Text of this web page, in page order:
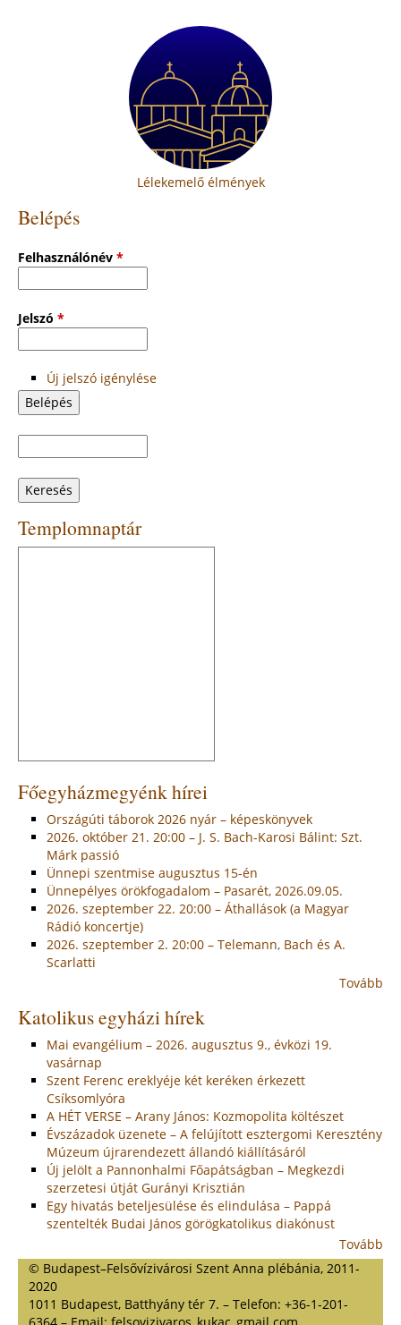
Lélekemelő élmények
Belépés
Felhasználónév *
Jelszó *
Új jelszó igénylése
Keresés
űrlap
Templomnaptár
Főegyházmegyénk hírei
Országúti táborok 2026 nyár – képeskönyvek
2026. október 21. 20:00 – J. S. Bach-Karosi Bálint: Szt.
Márk passió
Ünnepi szentmise augusztus 15-én
Ünnepélyes örökfogadalom – Pasarét, 2026.09.05.
2026. szeptember 22. 20:00 – Áthallások (a Magyar
Rádió koncertje)
2026. szeptember 2. 20:00 – Telemann, Bach és A.
Scarlatti
Tovább
Katolikus egyházi hírek
Mai evangélium – 2026. augusztus 9., évközi 19.
vasárnap
Szent Ferenc ereklyéje két keréken érkezett
Csíksomlyóra
A HÉT VERSE – Arany János: Kozmopolita költészet
Évszázadok üzenete – A felújított esztergomi Keresztény
Múzeum újrarendezett állandó kiállításáról
Új jelölt a Pannonhalmi Főapátságban – Megkezdi
szerzetesi útját Gurányi Krisztián
Egy hivatás beteljesülése és elindulása – Pappá
szentelték Budai János görögkatolikus diakónust
Tovább
© Budapest–Felsővízivárosi Szent Anna plébánia, 2011-
2020
1011 Budapest, Batthyány tér 7. – Telefon: +36-1-201-